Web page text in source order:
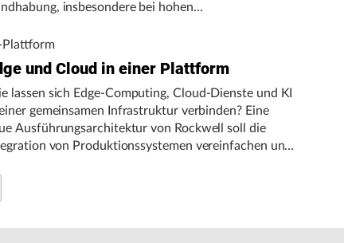
insbesondere bei hohen
Plattform
und Cloud in einer Plattform
lassen sich Edge-Computing, Cloud-Dienste und KI
gemeinsamen Infrastruktur verbinden? Eine
Ausführungsarchitektur von Rockwell soll die
von Produktionssystemen vereinfachen und